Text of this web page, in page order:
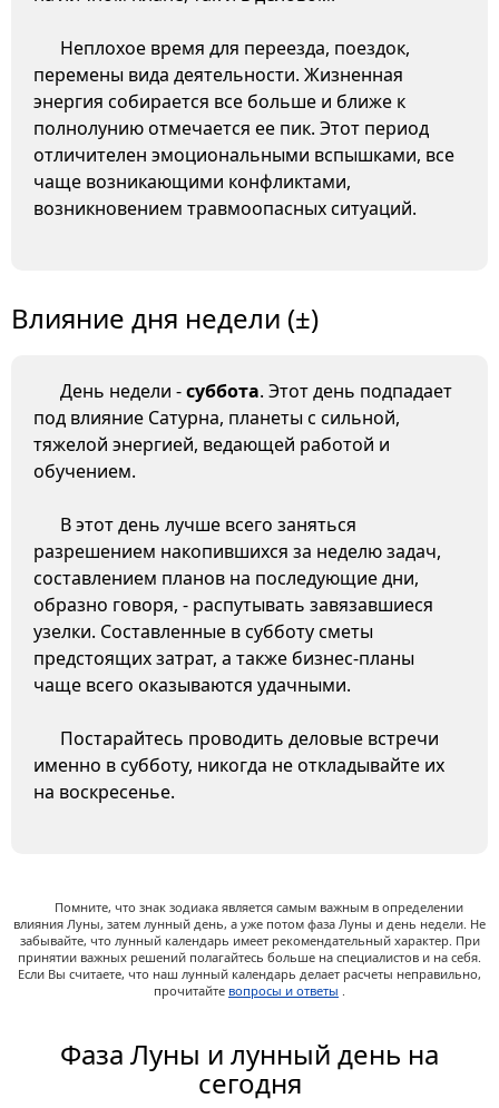
Неплохое время для переезда, поездок,
перемены вида деятельности. Жизненная
энергия собирается все больше и ближе к
полнолунию отмечается ее пик. Этот период
отличителен эмоциональными вспышками, все
чаще возникающими конфликтами,
возникновением травмоопасных ситуаций.
Влияние дня недели (±)
День недели -суббота. Этот день подпадает
под влияние Сатурна, планеты с сильной,
тяжелой энергией, ведающей работой и
обучением.
В этот день лучше всего заняться
разрешением накопившихся за неделю задач,
составлением планов на последующие дни,
образно говоря, - распутывать завязавшиеся
узелки. Составленные в субботу сметы
предстоящих затрат, а также бизнес-планы
чаще всего оказываются удачными.
Постарайтесь проводить деловые встречи
именно в субботу, никогда не откладывайте их
на воскресенье.
Помните, что знак зодиака является самым важным в определении
влияния Луны, затем лунный день, а уже потом фаза Луны и день недели. Не
забывайте, что лунный календарь имеет рекомендательный характер. При
принятии важных решений полагайтесь больше на специалистов и на себя.
Если Вы считаете, что наш лунный календарь делает расчеты неправильно,
прочитайте вопросы и ответы .
Фаза Луны и лунный день на
сегодня